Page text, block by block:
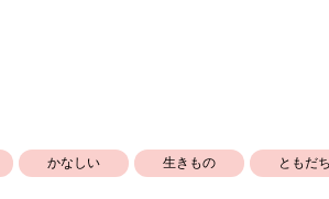
かなしい 生きもの ともだ